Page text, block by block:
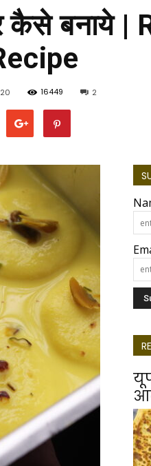
कैसे बनाये |
16449 2